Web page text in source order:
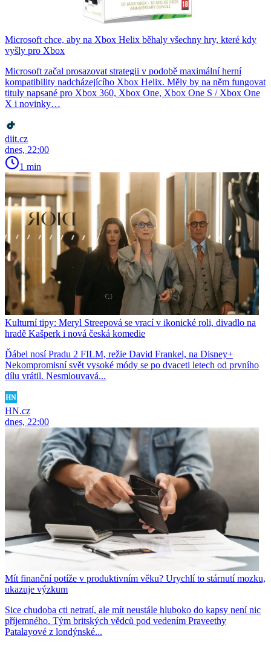
Microsoft chce, aby na Xbox Helix běhaly všechny hry, které kdy
vyšly pro Xbox
Microsoft začal prosazovat strategii v podobě maximální herní
kompatibility nadcházejícího Xbox Helix. Měly by na něm fungovat
tituly napsané pro Xbox 360, Xbox One, Xbox One S / Xbox One
X i novinky…
diit.cz
dnes, 22:00
1 min
Kulturní tipy: Meryl Streepová se vrací v ikonické roli, divadlo na
hradě Kašperk i nová česká komedie
Ďábel nosí Pradu 2 FILM, režie David Frankel, na Disney+
Nekompromisní svět vysoké módy se po dvaceti letech od prvního
dílu vrátil. Nesmlouvavá...
HN.cz
dnes, 22:00
Mít finanční potíže v produktivním věku? Urychlí to stárnutí mozku,
ukazuje výzkum
Sice chudoba cti netratí, ale mít neustále hluboko do kapsy není nic
příjemného. Tým britských vědců pod vedením Praveethy
Patalayové z londýnské...